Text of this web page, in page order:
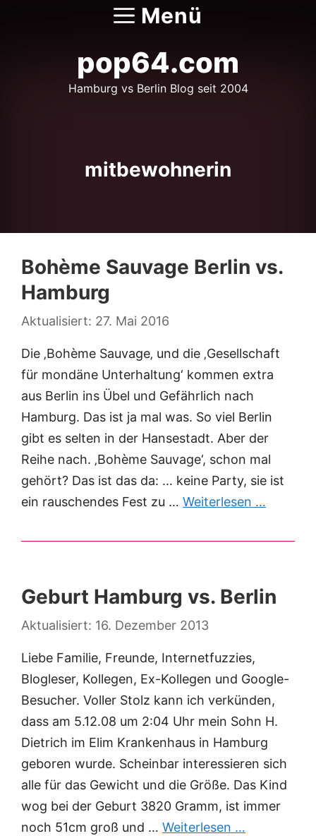
Menü
pop64.com
Hamburg vs Berlin Blog seit 2004
mitbewohnerin
Bohème Sauvage Berlin vs.
Hamburg
27. Mai 2016
Die ‚Bohème Sauvage‚ und die ‚Gesellschaft
für mondäne Unterhaltung‘ kommen extra
aus Berlin ins Übel und Gefährlich nach
Hamburg. Das ist ja mal was. So viel Berlin
gibt es selten in der Hansestadt. Aber der
Reihe nach. ‚Bohème Sauvage‘, schon mal
gehört? Das ist das da: … keine Party, sie ist
ein rauschendes Fest zu … Weiterlesen …
Geburt Hamburg vs. Berlin
16. Dezember 2013
Liebe Familie, Freunde, Internetfuzzies,
Blogleser, Kollegen, Ex-Kollegen und Google-
Besucher. Voller Stolz kann ich verkünden,
dass am 5.12.08 um 2:04 Uhr mein Sohn H.
Dietrich im Elim Krankenhaus in Hamburg
geboren wurde. Scheinbar interessieren sich
alle für das Gewicht und die Größe. Das Kind
wog bei der Geburt 3820 Gramm, ist immer
noch 51cm groß und … Weiterlesen …